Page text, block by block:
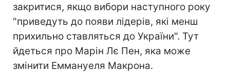
закритися, якщо вибори наступного року
"приведуть до появи лідерів, які менш
прихильно ставляться до України". Тут
йдеться про Марін Лє Пен, яка може
змінити Еммануеля Макрона.